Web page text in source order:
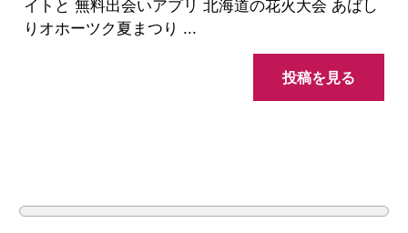
イトと 無料出会いアプリ 北海道の花火大会 あばし
りオホーツク夏まつり ...
投稿を見る